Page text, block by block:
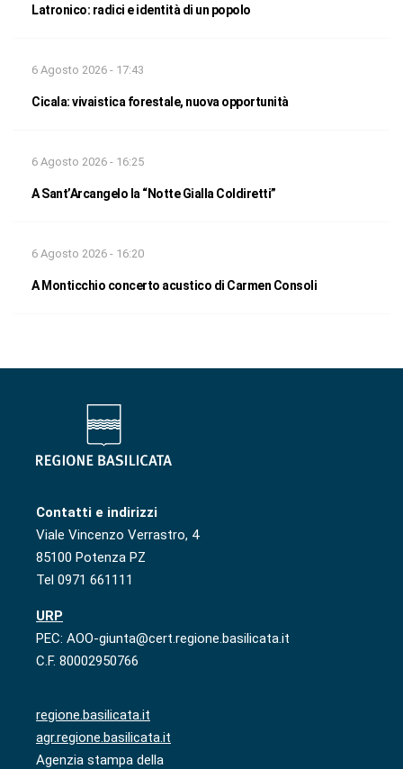
Latronico: radici e identità di un popolo
6 Agosto 2026 - 17:43
Cicala: vivaistica forestale, nuova opportunità
6 Agosto 2026 - 16:25
A Sant’Arcangelo la “Notte Gialla Coldiretti”
6 Agosto 2026 - 16:20
A Monticchio concerto acustico di Carmen Consoli
Contatti e indirizzi
Viale Vincenzo Verrastro, 4
85100 Potenza PZ
Tel 0971 661111
URP
PEC: AOO-giunta@cert.regione.basilicata.it
C.F. 80002950766
regione.basilicata.it
agr.regione.basilicata.it
Agenzia stampa della